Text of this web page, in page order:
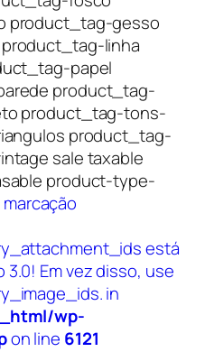
product_tag-gesso
linha
papel
product_tag-
product_tag-tons-
product_tag-
sale taxable
product-type-
está
3.0! Em vez disso, use
in
wp-
on line 6121